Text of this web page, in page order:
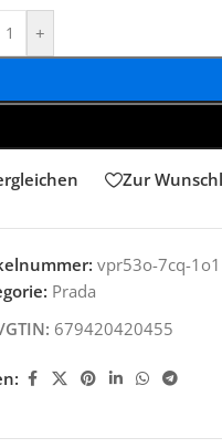
+
Zur
vpr53o-7cq-1o1
Prada
GTIN: 679420420455